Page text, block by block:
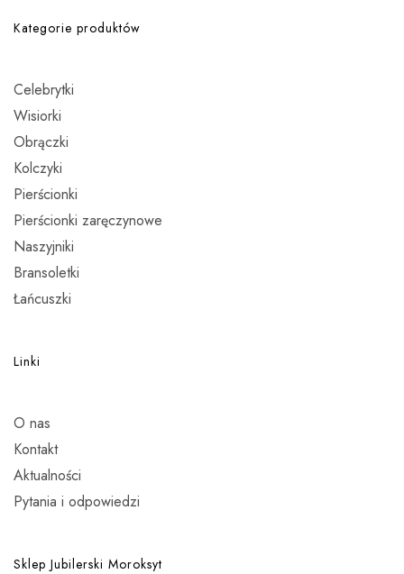
Kategorie produktów
Celebrytki
Wisiorki
Obrączki
Kolczyki
Pierścionki
Pierścionki zaręczynowe
Naszyjniki
Bransoletki
Łańcuszki
Linki
O nas
Kontakt
Aktualności
Pytania i odpowiedzi
Sklep Jubilerski Moroksyt